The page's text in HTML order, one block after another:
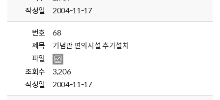
작성일
2004-11-17
번호
68
제목
기념관 편의시설 추가설치
파일
조회수
3,206
작성일
2004-11-17